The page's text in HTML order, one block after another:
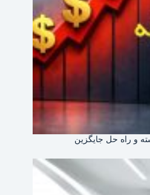
و راه حل جایگزین